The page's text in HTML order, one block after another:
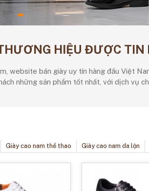
HIỆU ĐƯỢC TIN
website bán giày uy tín hàng đầu Việt
những sản phẩm tốt nhất, với dịch vụ
Giày cao nam thể thao Giày cao nam da lộn